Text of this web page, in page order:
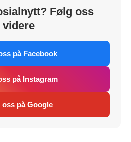
Følg oss
videre
på Facebook
på Instagram
oss på Google